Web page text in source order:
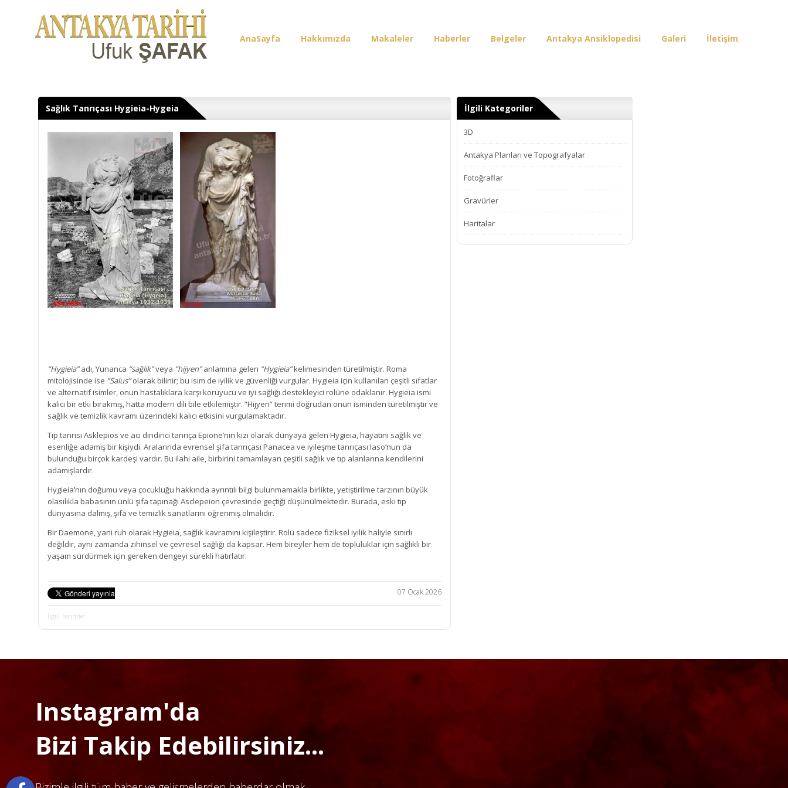
AnaSayfa Hakkımızda Makaleler Haberler Belgeler Antakya Ansiklopedisi Galeri İletişim
Sağlık Tanrıçası Hygieia-Hygeia
“Hygieia”adı, Yunanca “sağlık”veya “hijyen”anlamına gelen “Hygieia”kelimesinden türetilmiştir. Roma
mitolojisinde ise “Salus”olarak bilinir; bu isim de iyilik ve güvenliği vurgular. Hygieia için kullanılan çeşitli sıfatlar
ve alternatif isimler, onun hastalıklara karşı koruyucu ve iyi sağlığı destekleyici rolüne odaklanır. Hygieia ismi
kalıcı bir etki bırakmış, hatta modern dili bile etkilemiştir. “Hijyen” terimi doğrudan onun isminden türetilmiştir ve
sağlık ve temizlik kavramı üzerindeki kalıcı etkisini vurgulamaktadır.
Tıp tanrısı Asklepios ve acı dindirici tanrıça Epione’nin kızı olarak dünyaya gelen Hygieia, hayatını sağlık ve
esenliğe adamış bir kişiydi. Aralarında evrensel şifa tanrıçası Panacea ve iyileşme tanrıçası Iaso’nun da
bulunduğu birçok kardeşi vardır. Bu ilahi aile, birbirini tamamlayan çeşitli sağlık ve tıp alanlarına kendilerini
adamışlardır.
Hygieia’nın doğumu veya çocukluğu hakkında ayrıntılı bilgi bulunmamakla birlikte, yetiştirilme tarzının büyük
olasılıkla babasının ünlü şifa tapınağı Asclepeion çevresinde geçtiği düşünülmektedir. Burada, eski tıp
dünyasına dalmış, şifa ve temizlik sanatlarını öğrenmiş olmalıdır.
Bir Daemone, yani ruh olarak Hygieia, sağlık kavramını kişileştirir. Rolü sadece fiziksel iyilik haliyle sınırlı
değildir, aynı zamanda zihinsel ve çevresel sağlığı da kapsar. Hem bireyler hem de topluluklar için sağlıklı bir
yaşam sürdürmek için gereken dengeyi sürekli hatırlatır.
07 Ocak 2026
İlgili Terimler :
İlgili Kategoriler
3D
Antakya Planları ve Topografyalar
Fotoğraflar
Gravürler
Haritalar
Instagram'da
Bizi Takip Edebilirsiniz...